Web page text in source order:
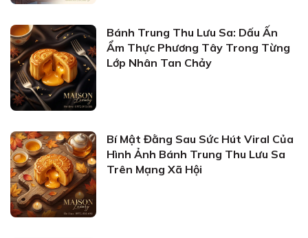
Bánh Trung Thu Lưu Sa: Dấu Ấn
Ẩm Thực Phương Tây Trong Từng
Lớp Nhân Tan Chảy
Bí Mật Đằng Sau Sức Hút Viral Của
Hình Ảnh Bánh Trung Thu Lưu Sa
Trên Mạng Xã Hội